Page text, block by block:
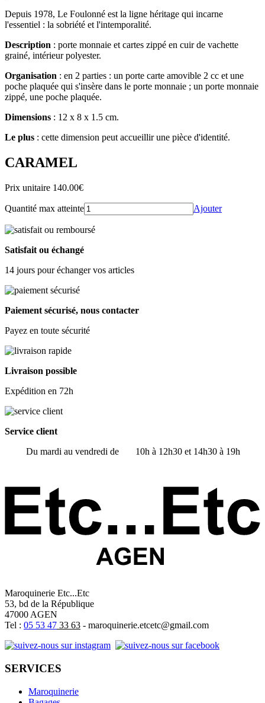
Depuis 1978, Le Foulonné est la ligne héritage qui incarne
l'essentiel : la sobriété et l'intemporalité.
Description : porte monnaie et cartes zippé en cuir de vachette
grainé, intérieur polyester.
Organisation : en 2 parties : un porte carte amovible 2 cc et une
poche plaquée qui s'insère dans le porte monnaie ; un porte monnaie
zippé, une poche plaquée.
Dimensions : 12 x 8 x 1.5 cm.
Le plus : cette dimension peut accueillir une pièce d'identité.
CARAMEL
Prix unitaire 140.00€
Quantité max atteinte Ajouter
Satisfait ou échangé
14 jours pour échanger vos articles
Paiement sécurisé, nous contacter
Payez en toute sécurité
Livraison possible
Expédition en 72h
Service client
Du mardi au vendredi de 10h à 12h30 et 14h30 à 19h
Maroquinerie Etc...Etc
53, bd de la République
47000 AGEN
Tel : 05 53 47 33 63 - maroquinerie.etcetc@gmail.com
SERVICES
Maroquinerie